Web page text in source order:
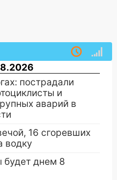
пострадали
и
аварий в
16 сгоревших
водку
будет днем 8